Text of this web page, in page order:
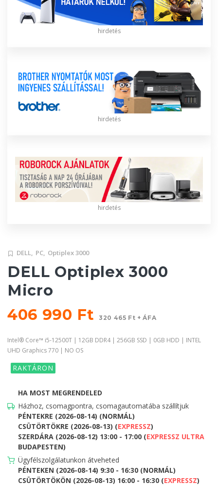
hirdetés
hirdetés
hirdetés
DELL, PC, Optiplex 3000
DELL Optiplex 3000
Micro
406 990 Ft
320 465 Ft + ÁFA
Intel® Core™ i5-12500T | 12GB DDR4 | 256GB SSD | 0GB HDD | INTEL
UHD Graphics 770 | NO OS
RAKTÁRON
HA MOST MEGRENDELED
Házhoz, csomagpontra, csomagautomatába szállítjuk
PÉNTEKRE (2026-08-14) (NORMÁL)
CSÜTÖRTÖKRE (2026-08-13) (EXPRESSZ)
SZERDÁRA (2026-08-12) 13:00 - 17:00 (EXPRESSZ ULTRA
BUDAPESTEN)
Ügyfélszolgálatunkon átveheted
PÉNTEKEN (2026-08-14) 9:30 - 16:30 (NORMÁL)
CSÜTÖRTÖKÖN (2026-08-13) 16:00 - 16:30 (EXPRESSZ)